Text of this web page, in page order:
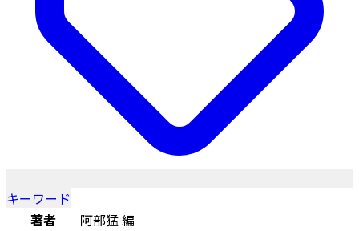
キーワード
著者
阿部猛 編